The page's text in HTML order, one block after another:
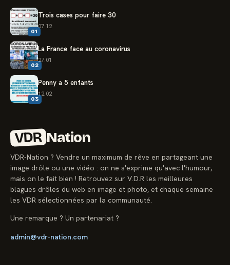
01
Trois cases pour faire 30
07.12
02
La France face au coronavirus
27.01
03
Penny a 5 enfants
12.02
VDR Nation
VDR-Nation ? Vendre un maximum de rêve en partageant une
image drôle ou une vidéo : on ne s'exprime qu'avec l'humour,
mais on le fait bien ! Retrouvez sur V.D.R les meilleures
blagues drôles du web en image et photo, et chaque semaine
les VDR sélectionnées par la communauté.
Une remarque ? Un partenariat ?
admin@vdr-nation.com